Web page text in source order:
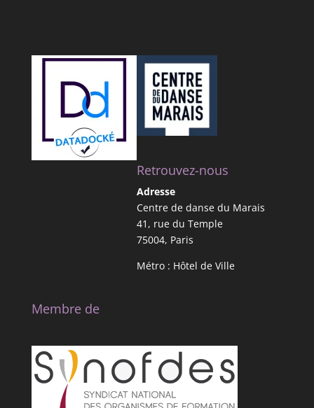
Retrouvez-nous
Adresse
Centre de danse du Marais
41, rue du Temple
75004, Paris
Métro : Hôtel de Ville
Membre de